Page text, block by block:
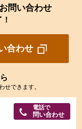
問い合わせ
合わせ
せできます。
電話で
問い合わせ